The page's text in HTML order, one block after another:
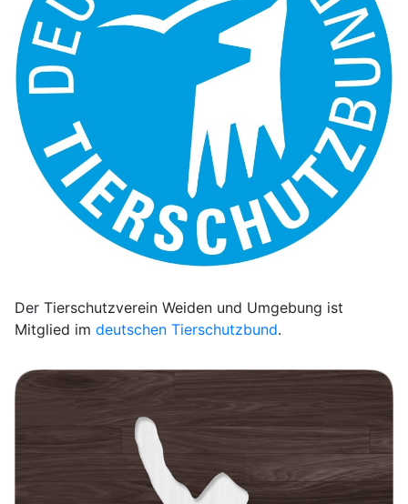
Der Tierschutzverein Weiden und Umgebung ist
Mitglied im deutschen Tierschutzbund.